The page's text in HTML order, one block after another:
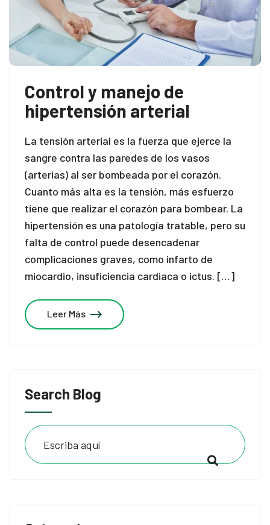
Search Blog
Control y manejo de
hipertensión arterial
La tensión arterial es la fuerza que ejerce la
sangre contra las paredes de los vasos
(arterias) al ser bombeada por el corazón.
Cuanto más alta es la tensión, más esfuerzo
tiene que realizar el corazón para bombear. La
hipertensión es una patología tratable, pero su
falta de control puede desencadenar
complicaciones graves, como infarto de
miocardio, insuficiencia cardiaca o ictus. […]
Leer Más